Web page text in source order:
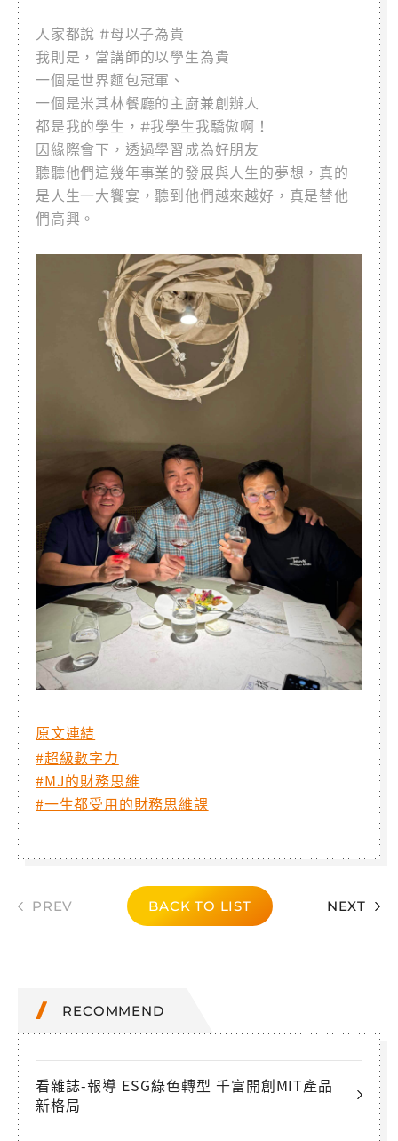
人家都說 #母以子為貴
我則是，當講師的以學生為貴
一個是世界麵包冠軍、
一個是米其林餐廳的主廚兼創辦人
都是我的學生，#我學生我驕傲啊！
因緣際會下，透過學習成為好朋友
聽聽他們這幾年事業的發展與人生的夢想，真的
是人生一大饗宴，聽到他們越來越好，真是替他
們高興。
原文連結
#超級數字力
#MJ的財務思維
#一生都受用的財務思維課
PREV BACK TO LIST NEXT
RECOMMEND
看雜誌-報導 ESG綠色轉型 千富開創MIT產品
新格局